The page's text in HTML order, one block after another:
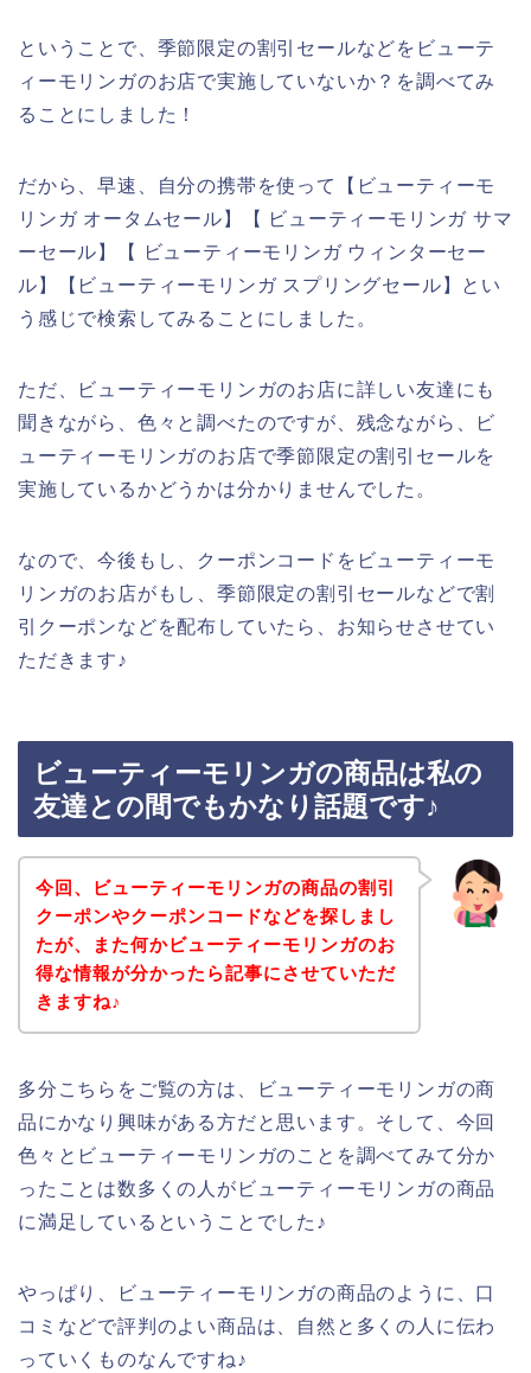
ということで、季節限定の割引セールなどをビューテ
ィーモリンガのお店で実施していないか？を調べてみ
ることにしました！
だから、早速、自分の携帯を使って【ビューティーモ
リンガ オータムセール】【 ビューティーモリンガ サマ
ーセール】【 ビューティーモリンガ ウィンターセー
ル】【ビューティーモリンガ スプリングセール】とい
う感じで検索してみることにしました。
ただ、ビューティーモリンガのお店に詳しい友達にも
聞きながら、色々と調べたのですが、残念ながら、ビ
ューティーモリンガのお店で季節限定の割引セールを
実施しているかどうかは分かりませんでした。
なので、今後もし、クーポンコードをビューティーモ
リンガのお店がもし、季節限定の割引セールなどで割
引クーポンなどを配布していたら、お知らせさせてい
ただきます♪
ビューティーモリンガの商品は私の
友達との間でもかなり話題です♪
今回、ビューティーモリンガの商品の割引
クーポンやクーポンコードなどを探しまし
たが、また何かビューティーモリンガのお
得な情報が分かったら記事にさせていただ
きますね♪
多分こちらをご覧の方は、ビューティーモリンガの商
品にかなり興味がある方だと思います。そして、今回
色々とビューティーモリンガのことを調べてみて分か
ったことは数多くの人がビューティーモリンガの商品
に満足しているということでした♪
やっぱり、ビューティーモリンガの商品のように、口
コミなどで評判のよい商品は、自然と多くの人に伝わ
っていくものなんですね♪